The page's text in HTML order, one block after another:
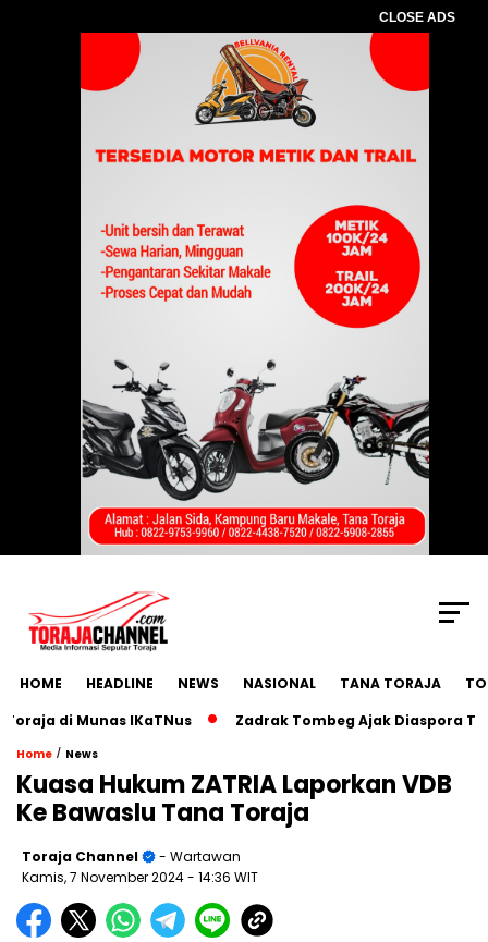
CLOSE ADS
HOME HEADLINE NEWS NASIONAL TANA TORAJA
di Munas IKaTNus
Zadrak Tombeg Ajak Diaspora Toraja
Home / News
Kuasa Hukum ZATRIA Laporkan VDB
Ke Bawaslu Tana Toraja
Toraja Channel
- Wartawan
Kamis, 7 November 2024- 14:36 WIT